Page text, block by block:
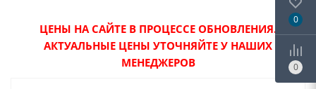
ЦЕНЫ НА САЙТЕ В ПРОЦЕССЕ ОБНОВЛЕНИЯ.
АКТУАЛЬНЫЕ ЦЕНЫ УТОЧНЯЙТЕ У НАШИХ
МЕНЕДЖЕРОВ
0
0